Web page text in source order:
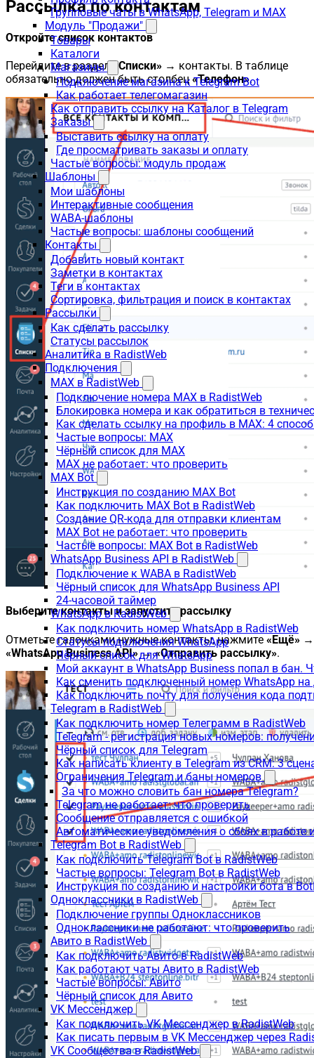
Групповые чаты в WhatsApp, Telegram и MAX
Модуль "Продажи"
Товары
Каталоги
Магазины
Подключение магазина к Telegram Bot
Как работает телегомагазин
Как отправить ссылку на Каталог в Telegram
Заказы
Выставить ссылку на оплату
Где просматривать заказы и оплату
Частые вопросы: модуль продаж
Шаблоны
Мои шаблоны
Интерактивные сообщения
WABA-шаблоны
Частые вопросы: шаблоны сообщений
Контакты
Добавить новый контакт
Заметки в контактах
Теги в контактах
Сортировка, фильтрация и поиск в контактах
Рассылки
Как сделать рассылку
Статусы рассылок
Аналитика в RadistWeb
Подключения
MAX в RadistWeb
Подключение номера MAX в RadistWeb
Блокировка номера и как обратиться в
Как сделать ссылку на профиль в MAX: 4
Частые вопросы: MAX
Чёрный список для MAX
MAX не работает: что проверить
MAX Bot
Инструкция по созданию MAX Bot
Как подключить MAX Bot в RadistWeb
Создание QR-кода для отправки клиентам
MAX Bot не работает: что проверить
Частые вопросы: MAX Bot в RadistWeb
WhatsApp Business API в RadistWeb
Подключение к WABA в RadistWeb
Чёрный список для WhatsApp Business API
24-часовой таймер
WhatsApp в RadistWeb
Как подключить номер WhatsApp в RadistWeb
Статусы подключения WhatsApp
Чёрный список для WhatsApp
Мой аккаунт в WhatsApp Business попал в бан.
Как сменить подключенный номер WhatsApp на
Как подключить почту для получения кода
Telegram в RadistWeb
Как подключить номер Телеграмм в RadistWeb
Telegram - регистрация новых номеров:
Чёрный список для Telegram
Как написать клиенту в Telegram из CRM: 3
Ограничения Telegram и баны номеров
За что можно словить бан номера Telegram?
Telegram не работает: что проверить
Сообщение отправляется с ошибкой
Автоматические уведомления о сбоях в работе
Telegram Bot в RadistWeb
Как подключить Telegram Bot в RadistWeb
Частые вопросы: Telegram Bot в RadistWeb
Инструкция по созданию и настройки бота в
Одноклассники в RadistWeb
Подключение группы Одноклассников
Одноклассники не работают: что проверить
Авито в RadistWeb
Как подключить Авито в RadistWeb
Как работают чаты Авито в RadistWeb
Частые вопросы: Авито
Чёрный список для Авито
VK Мессенджер
Как подключить VK Мессенджер в RadistWeb
Как писать первым в VK Мессенджер через
VK Сообщества в RadistWeb
Рассылка по контактам
Откройте список контактов
Перейдите в раздел«Списки» → контакты. В таблице
обязательно должен быть столбец«Телефон».
Выберите контакты и запустите рассылку
Отметьте галочками нужные контакты, нажмите «Ещё» →
«WhatsApp Business API»→«Отправить рассылку».